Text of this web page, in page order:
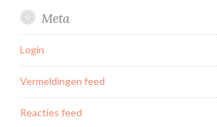
Meta
Login
Vermeldingen feed
Reacties feed